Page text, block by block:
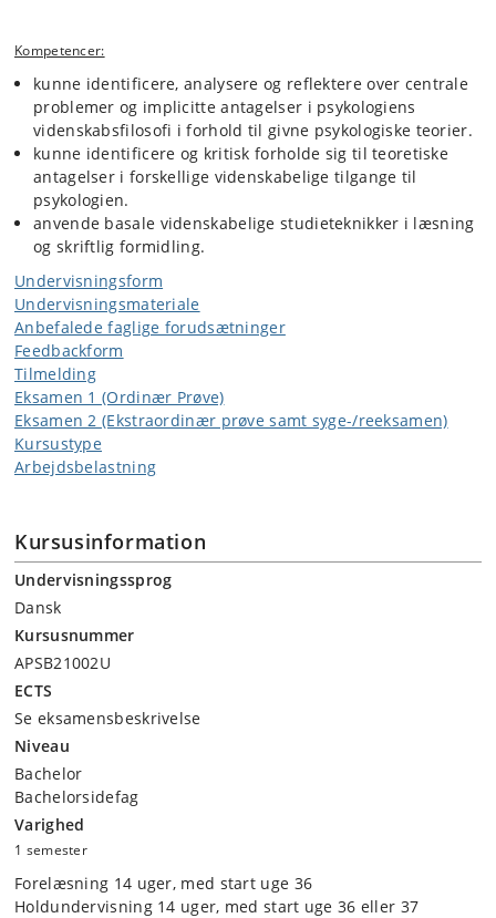
Kompetencer:
kunne identificere, analysere og reflektere over centrale
problemer og implicitte antagelser i psykologiens
videnskabsfilosofi i forhold til givne psykologiske teorier.
kunne identificere og kritisk forholde sig til teoretiske
antagelser i forskellige videnskabelige tilgange til
psykologien.
anvende basale videnskabelige studieteknikker i læsning
og skriftlig formidling.
Undervisningsform
Undervisningsmateriale
Anbefalede faglige forudsætninger
Feedbackform
Tilmelding
Eksamen 1 (Ordinær Prøve)
Eksamen 2 (Ekstraordinær prøve samt syge-/reeksamen)
Kursustype
Arbejdsbelastning
Kursusinformation
Undervisningssprog
Dansk
Kursusnummer
APSB21002U
ECTS
Se eksamensbeskrivelse
Niveau
Bachelor
Bachelorsidefag
Varighed
1 semester
Forelæsning 14 uger, med start uge 36
Holdundervisning 14 uger, med start uge 36 eller 37